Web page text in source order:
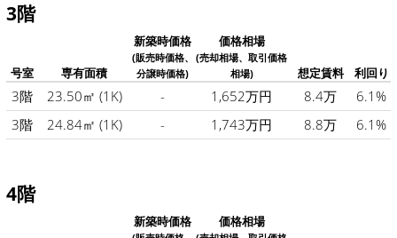
3階
号室 専有面積
新築時価格
(販売時価格、
分譲時価格)
価格相場
(売却相場、取引価格
相場)
想定賃料 利回り
3階 23.50㎡ (1K) - 1,652万円 8.4万
6.1%
3階
24.84㎡ (1K) - 1,743万円 8.8万 6.1%
4階
新築時価格 価格相場